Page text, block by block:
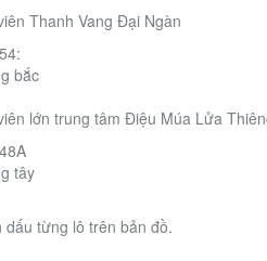
Thanh Vang Đại Ngàn
bắc
lớn trung tâm Điệu Múa Lửa
tây
dấu từng lô trên bản đồ.